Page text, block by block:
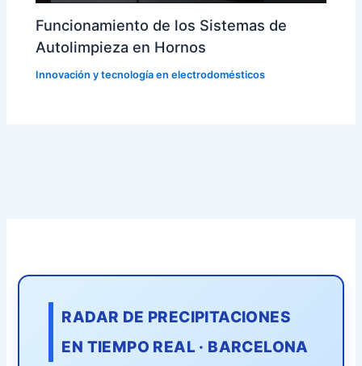
Funcionamiento de los Sistemas de
Autolimpieza en Hornos
Innovación y tecnología en electrodomésticos
RADAR DE PRECIPITACIONES
EN TIEMPO REAL · BARCELONA